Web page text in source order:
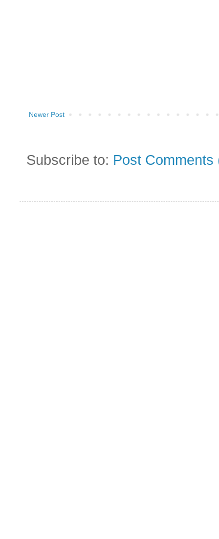
Newer Post
Subscribe to: Post Comments